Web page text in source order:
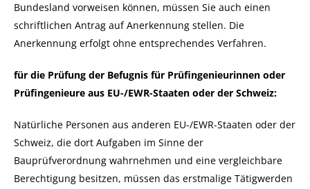
Bundesland vorweisen können, müssen Sie auch einen
schriftlichen Antrag auf Anerkennung stellen. Die
Anerkennung erfolgt ohne entsprechendes Verfahren.
für die Prüfung der Befugnis für Prüfingenieurinnen oder
Prüfingenieure aus EU-/EWR-Staaten oder der Schweiz:
Natürliche Personen aus anderen EU-/EWR-Staaten oder der
Schweiz, die dort Aufgaben im Sinne der
Bauprüfverordnung wahrnehmen und eine vergleichbare
Berechtigung besitzen, müssen das erstmalige Tätigwerden